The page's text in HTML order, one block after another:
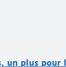
un plus pour